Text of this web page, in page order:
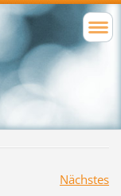
Nächstes